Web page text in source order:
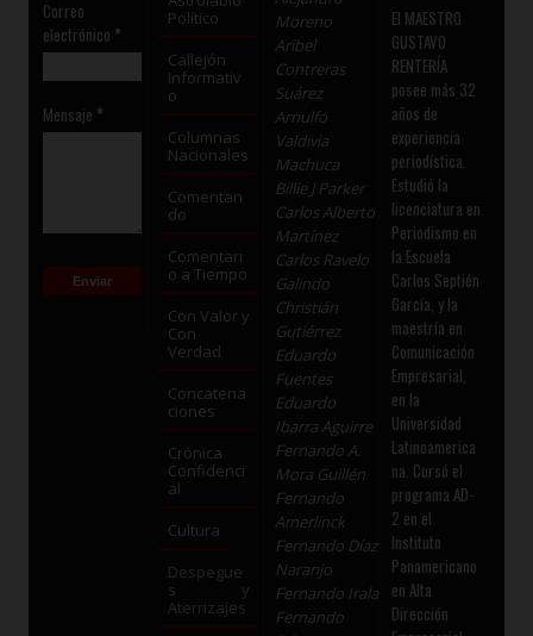
Correo
electrónico *
Mensaje *
Político
Callejón
Informativ
o
Columnas
Nacionales
Comentan
do
Comentari
o a Tiempo
Con Valor y
Con
Verdad
Concatena
ciones
Crónica
Confidenci
al
Cultura
Despegue
s y
Aterrizajes
Moreno
Aribel
Contreras
Suárez
Arnulfo
Valdivia
Machuca
Billie J Parker
Carlos Alberto
Martínez
Carlos Ravelo
Galindo
Christián
Gutiérrez
Eduardo
Fuentes
Eduardo
Ibarra Aguirre
Fernando A.
Mora Guillén
Fernando
Amerlinck
Fernando Díaz
Naranjo
Fernando Irala
Fernando
El MAESTRO
GUSTAVO
RENTERÍA
posee más 32
años de
experiencia
periodística.
Estudió la
licenciatura en
Periodismo en
la Escuela
Carlos Septién
García, y la
maestría en
Comunicación
Empresarial,
en la
Universidad
Latinoamerica
na. Cursó el
programa AD-
2 en el
Instituto
Panamericano
en Alta
Dirección